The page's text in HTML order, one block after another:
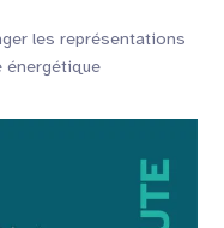
les représentations
énergétique